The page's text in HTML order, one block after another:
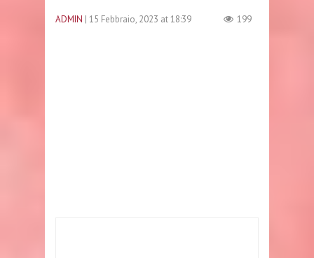
ADMIN | 15 Febbraio, 2023 at 18:39 199